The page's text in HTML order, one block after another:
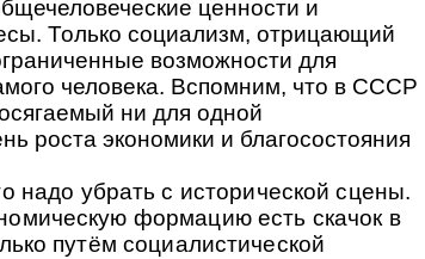
ценности и
Только социализм, отрицающий
возможности для
человека. Вспомним, что в СССР
ни для одной
роста экономики и благосостояния
надо убрать с исторической сцены.
формацию есть скачок в
путём социалистической